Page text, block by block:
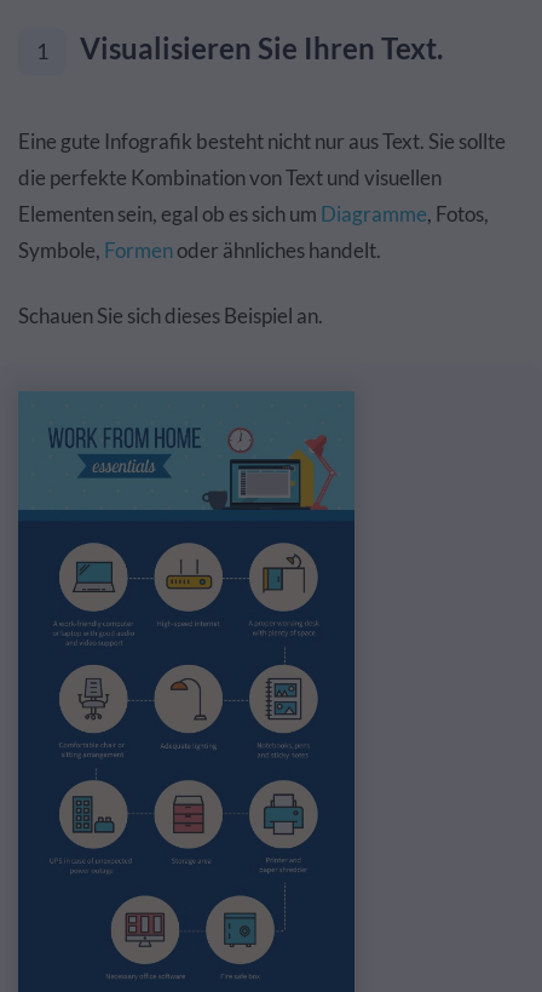
1 Visualisieren Sie Ihren Text.
Eine gute Infografik besteht nicht nur aus Text. Sie sollte
die perfekte Kombination von Text und visuellen
Elementen sein, egal ob es sich um Diagramme, Fotos,
Symbole, Formenoder ähnliches handelt.
Schauen Sie sich dieses Beispiel an.